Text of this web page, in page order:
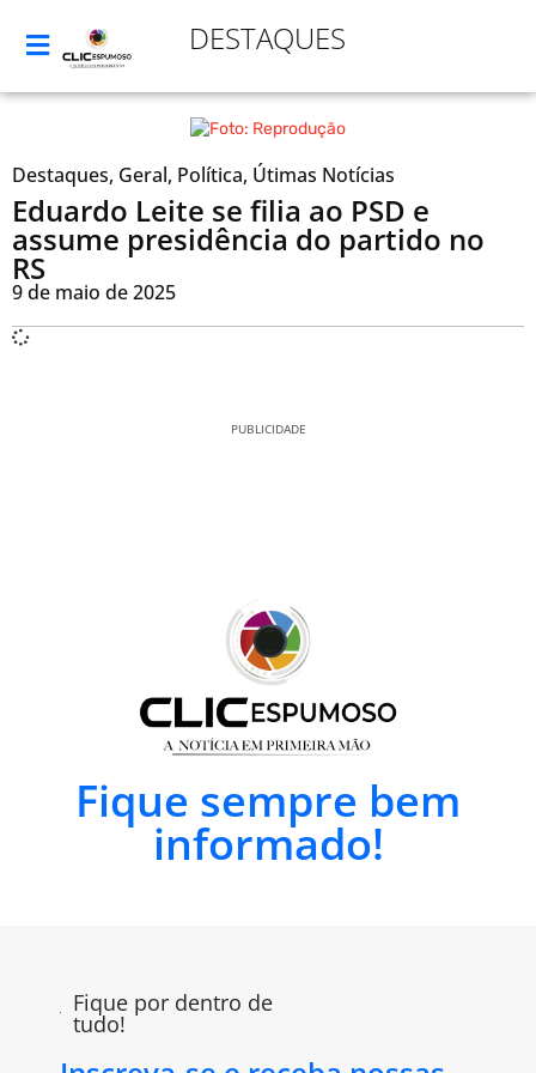
DESTAQUES
Destaques, Geral, Política, Útimas Notícias
Eduardo Leite se filia ao PSD e
assume presidência do partido no
RS
9 de maio de 2025
PUBLICIDADE
Fique sempre bem
informado!
Fique por dentro de
tudo!